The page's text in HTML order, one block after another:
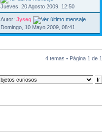
Jueves, 20 Agosto 2009, 12:50
Autor:Jyseg
Domingo, 10 Mayo 2009, 08:41
4 temas • Página 1 de 1